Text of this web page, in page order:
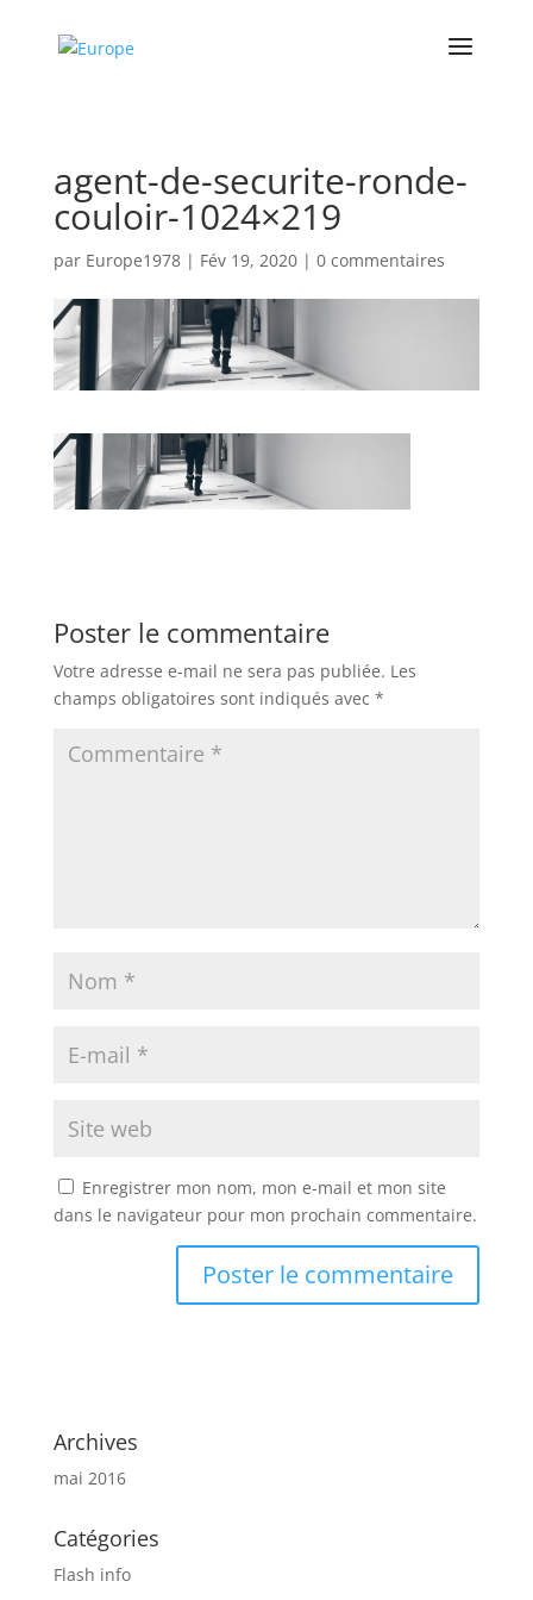
agent-de-securite-ronde-
couloir-1024×219
par Europe1978| Fév 19, 2020| 0 commentaires
Poster le commentaire
Votre adresse e-mail ne sera pas publiée. Les
champs obligatoires sont indiqués avec *
Enregistrer mon nom, mon e-mail et mon site
dans le navigateur pour mon prochain commentaire.
Archives
mai 2016
Catégories
Flash info